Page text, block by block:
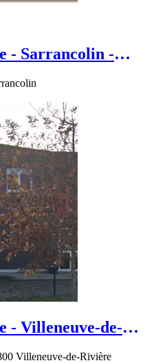
- Sarrancolin -
- Villeneuve-de-
Villeneuve-de-Rivière